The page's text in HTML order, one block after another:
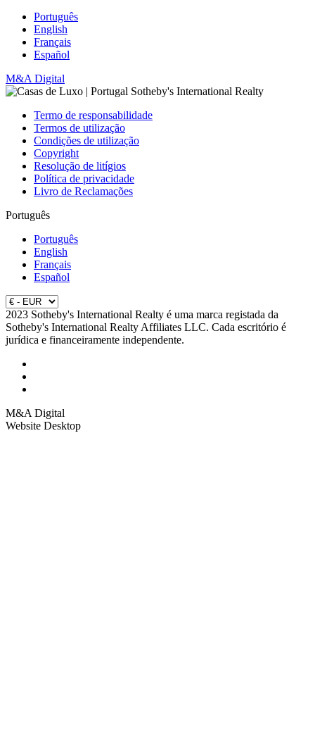
Português
English
Français
Español
M&A Digital
Termo de responsabilidade
Termos de utilização
Condições de utilização
Copyright
Resolução de litígios
Política de privacidade
Livro de Reclamações
Português
Português
English
Français
Español
2023 Sotheby's International Realty é uma marca registada da
Sotheby's International Realty Affiliates LLC. Cada escritório é
jurídica e financeiramente independente.
M&A Digital
Website Desktop